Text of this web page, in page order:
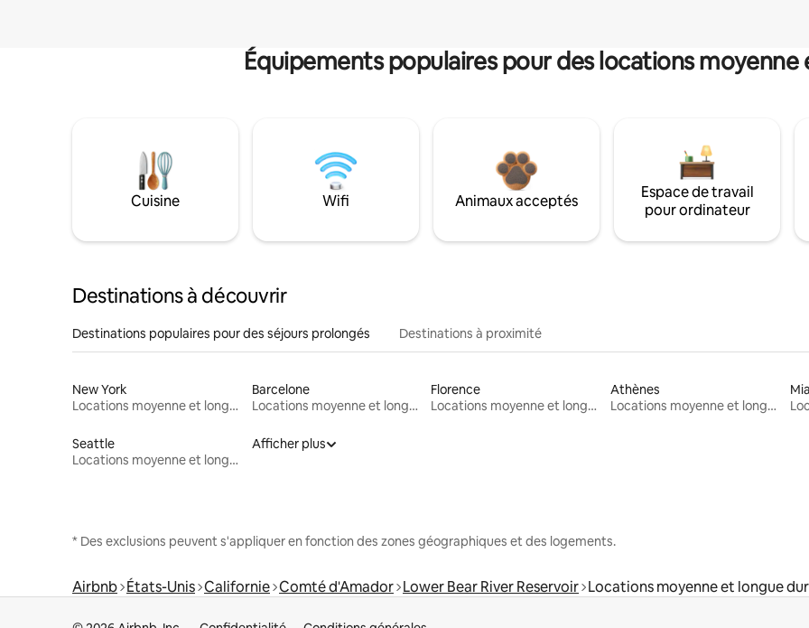
Équipements populaires pour des locations
Cuisine Wifi Animaux acceptés
Espace de travail
pour ordinateur
Destinations à découvrir
Destinations populaires pour des séjours prolongés Destinations à proximité
New York
Locations moyenne et longue durée
Barcelone
Locations moyenne et longue durée
Florence
Locations moyenne et longue durée
Athènes
Locations moyenne et longue durée
Seattle
Locations moyenne et longue durée
Afficher plus
* Des exclusions peuvent s'appliquer en fonction des zones géographiques et des logements.
Airbnb États-Unis Californie Comté d'Amador Lower Bear River Reservoir Locations moyenne et longue